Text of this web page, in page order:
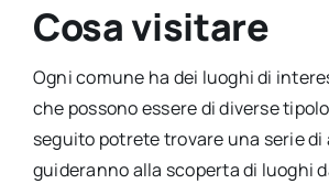
Cosa visitare
Ogni comune ha dei luoghi di
che possono essere di diverse
seguito potrete trovare una serie
guideranno alla scoperta di luoghi